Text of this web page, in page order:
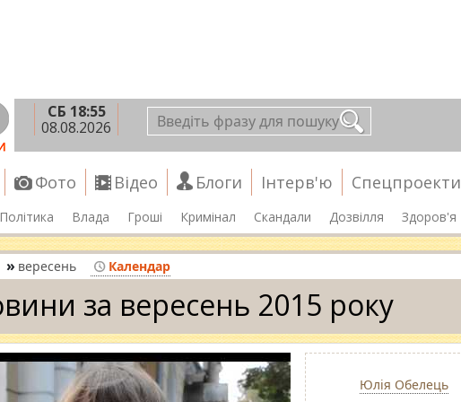
СБ 18:55
08.08.2026
Фото Відео Блоги Інтерв'ю Спецпроекти
Політика Влада Гроші Кримінал Скандали Дозвілля Здоров'я
» вересень Календар
за вересень 2015 року
Юлія Обелець